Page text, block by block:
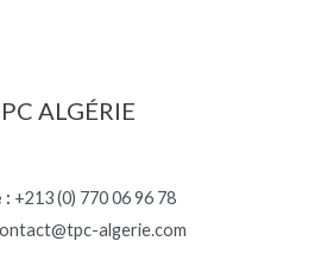
ALGÉRIE
: +213 (0) 770 06 96 78
algerie.com